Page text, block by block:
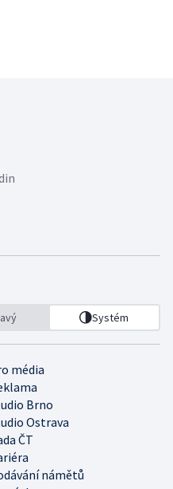
Systém
média
Brno
Ostrava
ČT
námětů